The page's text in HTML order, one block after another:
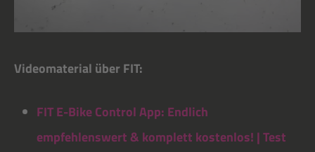
Videomaterial über FIT:
FIT E-Bike Control App: Endlich
empfehlenswert & komplett kostenlos! | Test